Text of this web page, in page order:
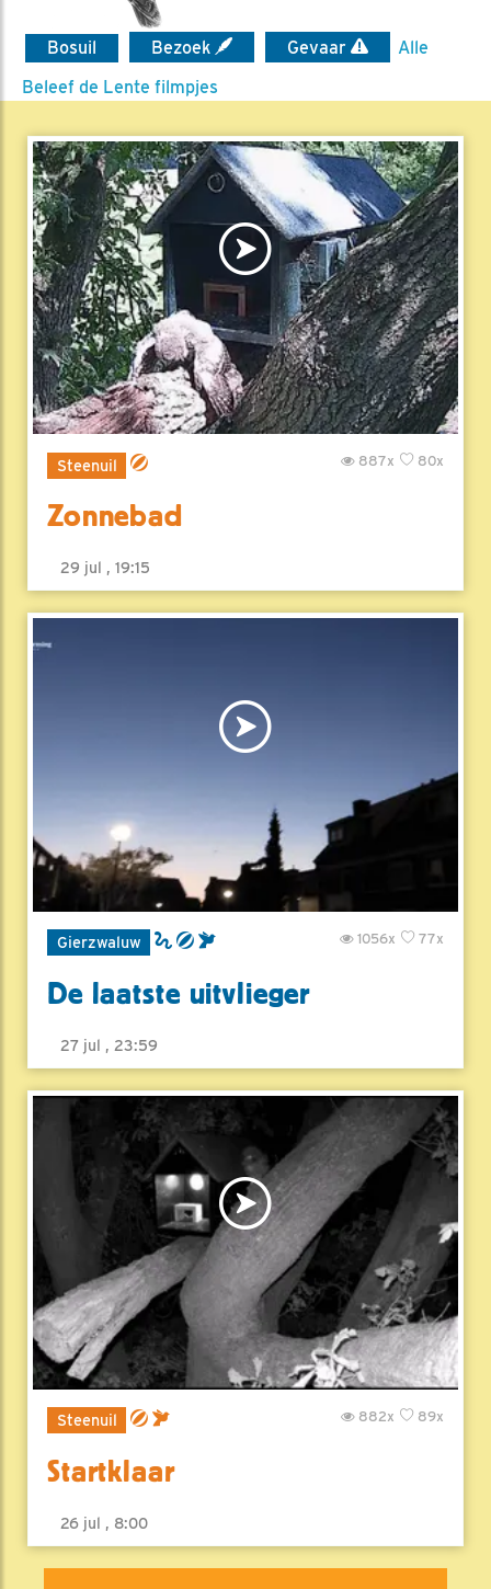
Bosuil Bezoek Gevaar
Alle
Beleef de Lente filmpjes
Steenuil 80x
887x
Zonnebad
29 jul , 19:15
Gierzwaluw 77x
1056x
De laatste uitvlieger
27 jul , 23:59
Steenuil 89x
882x
Startklaar
26 jul , 8:00